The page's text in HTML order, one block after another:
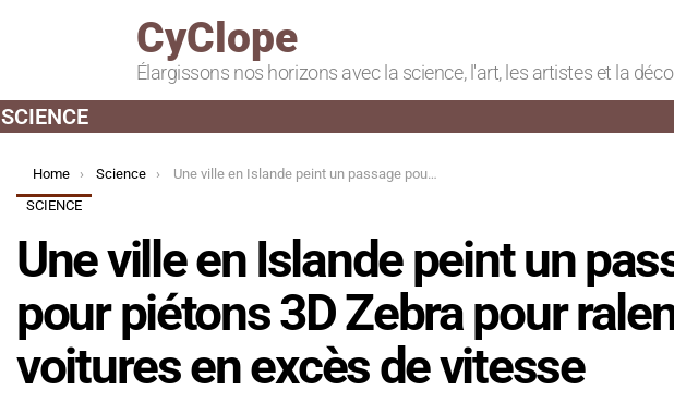
CyClope
Élargissons nos horizons avec la science, l'art, les artistes et la
SCIENCE
You are here:
Home Science
Une ville en Islande peint un passage pour piétons 3D Zebra pour ralentir les voitures en excès de vitesse
SCIENCE
Une ville en Islande peint un
pour piétons 3D Zebra pour
voitures en excès de vitesse